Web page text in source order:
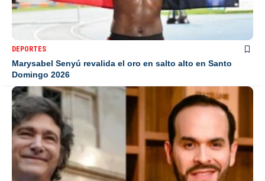
DEPORTES
Marysabel Senyú revalida el oro en salto alto en Santo
Domingo 2026